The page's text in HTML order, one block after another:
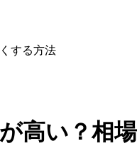
する方法
高い？相